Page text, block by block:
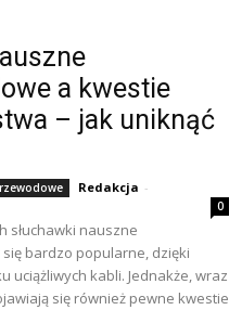
a kwestie
– jak uniknąć
Redakcja -
0
słuchawki nauszne
bardzo popularne, dzięki
uciążliwych kabli. Jednakże, wraz
się również pewne kwestie